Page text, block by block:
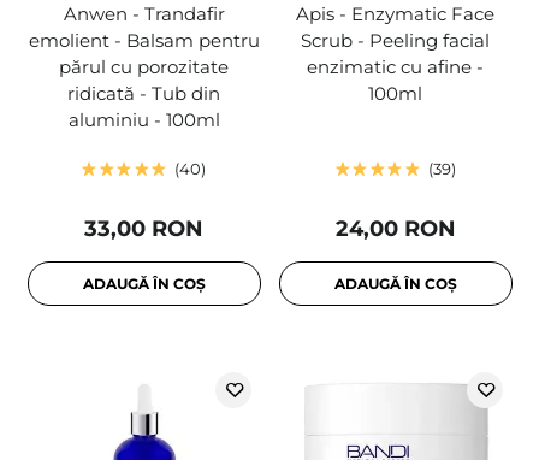
Anwen - Trandafir
emolient - Balsam pentru
părul cu porozitate
ridicată - Tub din
aluminiu - 100ml
40
33,00 RON
ADAUGĂ ÎN COȘ
Apis - Enzymatic Face
Scrub - Peeling facial
enzimatic cu afine -
100ml
39
24,00 RON
ADAUGĂ ÎN COȘ